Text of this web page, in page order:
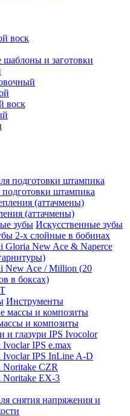
воск
шаблоны и заготовки
воск
штампика
(аттачмены)
Искусственные зубы
2-х слойные в бобинах
Gloria New Ace & Naperce
New Ace / Million (20
в боксах)
Инструменты
и композиты
и глазури IPS Ivocolor
IPS e.max
Ivoclar IPS InLine A-D
Noritake CZR
Noritake EX-3